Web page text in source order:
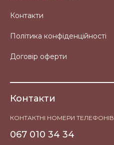
Контакти
Політика конфіденційності
Договір оферти
Контакти
КОНТАКТНІ НОМЕРИ ТЕЛЕФОНІВ
067 010 34 34